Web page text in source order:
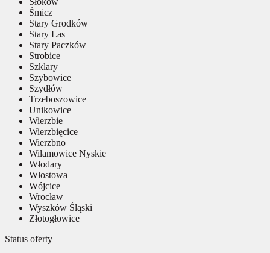
Śmicz
Stary Grodków
Stary Las
Stary Paczków
Strobice
Szklary
Szybowice
Szydłów
Trzeboszowice
Unikowice
Wierzbie
Wierzbięcice
Wierzbno
Wilamowice Nyskie
Włodary
Włostowa
Wójcice
Wrocław
Wyszków Śląski
Złotogłowice
Status oferty